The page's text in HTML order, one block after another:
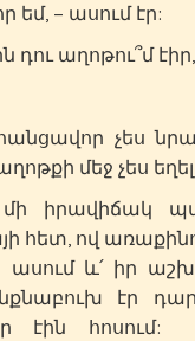
եմ, – ասում էր:
դու աղոթու՞մ
չես
մեջ չես
իրավիճակ
հետ, ով
ասում և՛ իր
էր
էին